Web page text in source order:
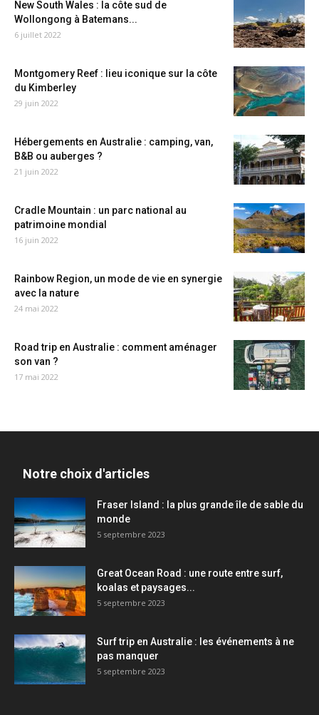
New South Wales : la côte sud de
Wollongong à Batemans...
6 juillet 2022
Montgomery Reef : lieu iconique sur la côte
du Kimberley
29 juin 2022
Hébergements en Australie : camping, van,
B&B ou auberges ?
21 juin 2022
Cradle Mountain : un parc national au
patrimoine mondial
16 juin 2022
Rainbow Region, un mode de vie en synergie
avec la nature
24 mai 2022
Road trip en Australie : comment aménager
son van ?
17 mai 2022
Notre choix d'articles
Fraser Island : la plus grande île de sable du
monde
5 septembre 2023
Great Ocean Road : une route entre surf,
koalas et paysages...
5 septembre 2023
Surf trip en Australie : les événements à ne
pas manquer
5 septembre 2023